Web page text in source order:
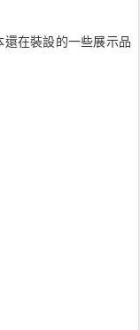
在裝設的一些展示品